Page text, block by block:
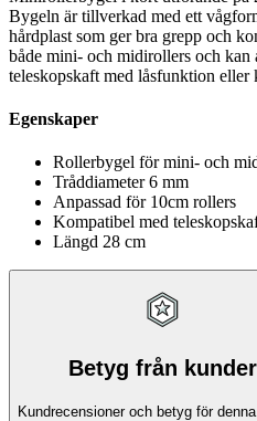
Bygeln är tillverkad med ett
hårdplast som ger bra grepp och
både mini- och midirollers och kan
teleskopskaft med låsfunktion eller
Egenskaper
Rollerbygel för mini- och
Tråddiameter 6 mm
Anpassad för 10cm rollers
Kompatibel med
Längd 28 cm
Betyg från kunder
Kundrecensioner och betyg för